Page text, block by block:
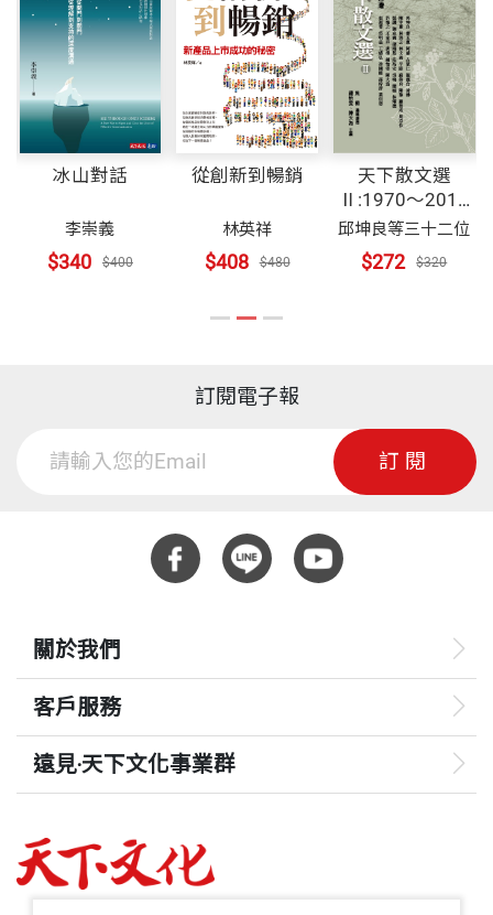
冰山對話
李崇義
$340 $400
從創新到暢銷
林英祥
$408 $480
天下散文選
Ⅱ:1970～2010
台灣(改版)
邱坤良等三十二位
$272 $320
訂閱電子報
訂閱
關於我們
客戶服務
遠見‧天下文化事業群
哈佛商業評論